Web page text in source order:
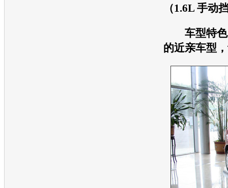
（1.6L 手动
车型特
的近亲车型